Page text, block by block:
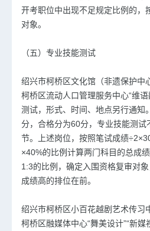
开考职位中出现不足规定比例的，
对象。
（五）专业技能测试
绍兴市柯桥区文化馆（非遗保护中
柯桥区流动人口管理服务中心“维
测试，形式、时间、地点另行通知
分，合格分为60分，专业技能测试
节。上述岗位，按照笔试成绩
×40%的比例计算两门科目的总成
1:3的比例，确定入围资格复审对
成绩高的排位在前。
绍兴市柯桥区小百花越剧艺术传习
柯桥区融媒体中心“舞美设计”“新媒